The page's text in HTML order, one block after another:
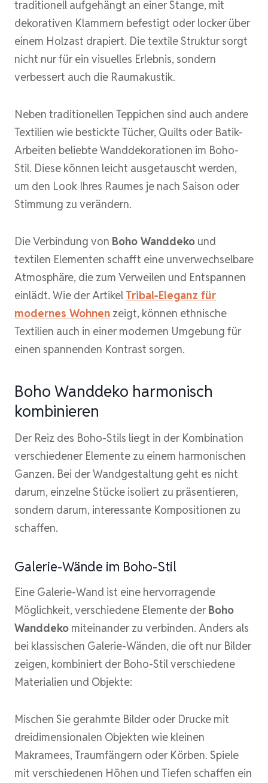
traditionell aufgehängt an einer Stange, mit
dekorativen Klammern befestigt oder locker über
einem Holzast drapiert. Die textile Struktur sorgt
nicht nur für ein visuelles Erlebnis, sondern
verbessert auch die Raumakustik.
Neben traditionellen Teppichen sind auch andere
Textilien wie bestickte Tücher, Quilts oder Batik-
Arbeiten beliebte Wanddekorationen im Boho-
Stil. Diese können leicht ausgetauscht werden,
um den Look Ihres Raumes je nach Saison oder
Stimmung zu verändern.
Die Verbindung von Boho Wanddeko und
textilen Elementen schafft eine unverwechselbare
Atmosphäre, die zum Verweilen und Entspannen
einlädt. Wie der Artikel Tribal-Eleganz für
modernes Wohnen zeigt, können ethnische
Textilien auch in einer modernen Umgebung für
einen spannenden Kontrast sorgen.
Boho Wanddeko harmonisch
kombinieren
Der Reiz des Boho-Stils liegt in der Kombination
verschiedener Elemente zu einem harmonischen
Ganzen. Bei der Wandgestaltung geht es nicht
darum, einzelne Stücke isoliert zu präsentieren,
sondern darum, interessante Kompositionen zu
schaffen.
Galerie-Wände im Boho-Stil
Eine Galerie-Wand ist eine hervorragende
Möglichkeit, verschiedene Elemente derBoho
Wanddeko miteinander zu verbinden. Anders als
bei klassischen Galerie-Wänden, die oft nur Bilder
zeigen, kombiniert der Boho-Stil verschiedene
Materialien und Objekte:
Mischen Sie gerahmte Bilder oder Drucke mit
dreidimensionalen Objekten wie kleinen
Makramees, Traumfängern oder Körben. Spiele
mit verschiedenen Höhen und Tiefen schaffen ein